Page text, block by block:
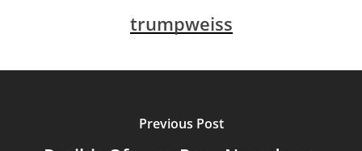
trumpweiss
Previous Post